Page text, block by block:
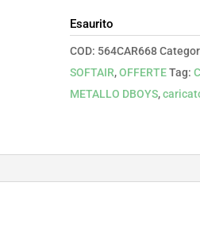
era:
Esaurito
COD: 564CAR668
SOFTAIR,OFFERTETag:
METALLO DBOYS,